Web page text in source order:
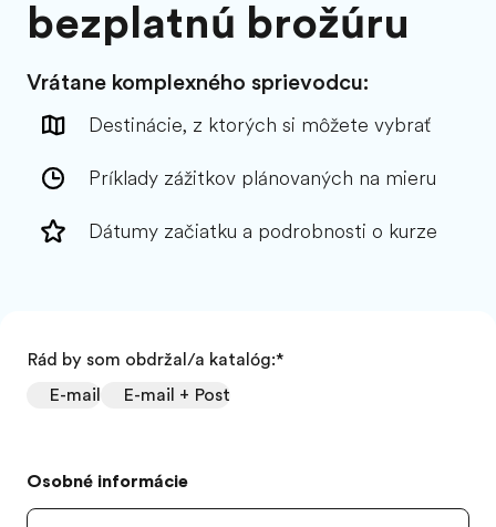
bezplatnú brožúru
Vrátane komplexného sprievodcu:
Destinácie, z ktorých si môžete vybrať
Príklady zážitkov plánovaných na mieru
Dátumy začiatku a podrobnosti o kurze
Rád by som obdržal/a katalóg:*
E-mail
E-mail + Post
Osobné informácie